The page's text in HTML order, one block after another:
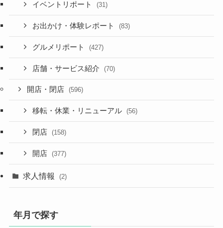
イベントリポート (31)
お出かけ・体験レポート (83)
グルメリポート (427)
店舗・サービス紹介 (70)
開店・閉店 (596)
移転・休業・リニューアル (56)
閉店 (158)
開店 (377)
求人情報 (2)
年月で探す